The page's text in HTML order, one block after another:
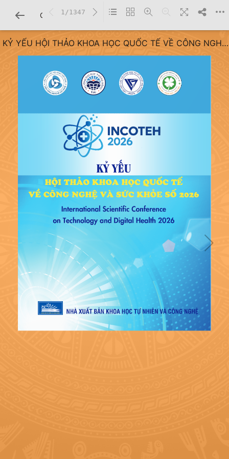
CHI TIẾT SÁCH
KỶ YẾU HỘI THẢO KHOA HỌC QUỐC TẾ VỀ CÔNG NGHỆ
VÀ SỨC KHỎE SỐ 2026 - International Scientific
Conference on Technology and Digital Health 2026
1/1347